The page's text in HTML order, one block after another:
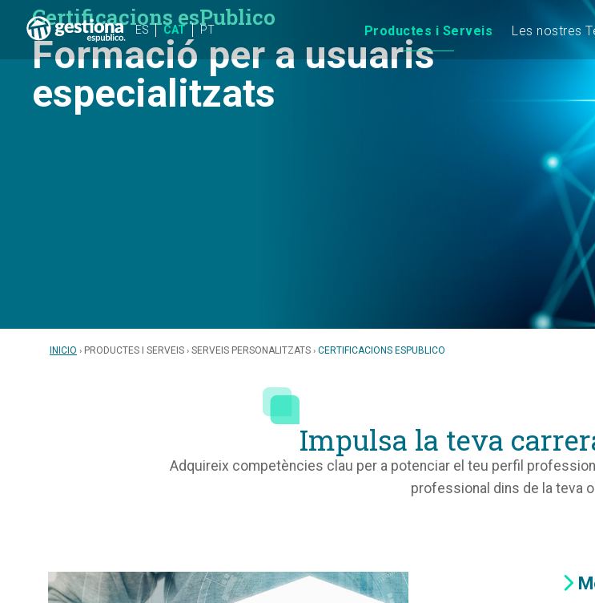
ES CAT PT Productes i Serveis Les nostres
Certificacions esPublico
Formació per a usuaris
especialitzats
INICIO PRODUCTES I SERVEIS SERVEIS PERSONALITZATS CERTIFICACIONS ESPUBLICO
Impulsa la teva
Adquireix competències clau per a potenciar el teu perfil
professional dins de la teva